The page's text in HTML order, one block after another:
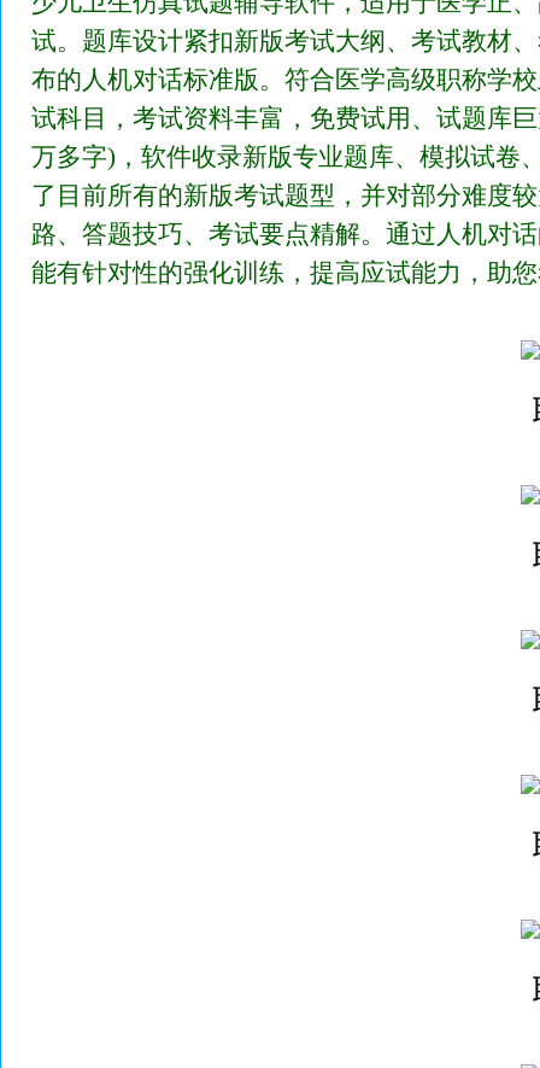
试。题库设计紧扣新版考试大纲、考试教材
布的人机对话标准版。符合医学高级职称学
试科目，考试资料丰富，免费试用、试题库
万多字)，软件收录新版专业题库、模拟试卷
了目前所有的新版考试题型，并对部分难度
路、答题技巧、考试要点精解。通过人机对
能有针对性的强化训练，提高应试能力，助